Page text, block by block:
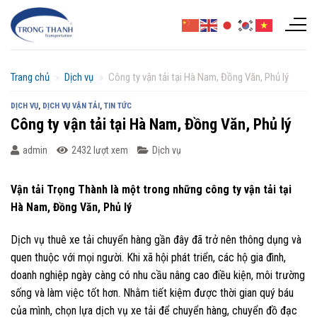
Chuyển
đến
Trang chủ » Dịch vụ » Công ty vận tải tại Hà Nam, Đồng Văn, Phủ lý
DỊCH VỤ, DỊCH VỤ VẬN TẢI, TIN TỨC
Công ty vận tải tại Hà Nam, Đồng Văn, Phủ lý
admin 2432 lượt xem Dịch vụ
Vận tải Trọng Thành là một trong những công ty vận tải tại
Hà Nam, Đồng Văn, Phủ lý
Dịch vụ thuê xe tải chuyển hàng gần đây đã trở nên thông dụng và
quen thuộc với mọi người. Khi xã hội phát triển, các hộ gia đình,
doanh nghiệp ngày càng có nhu cầu nâng cao điều kiện, môi trường
sống và làm việc tốt hơn. Nhằm tiết kiệm được thời gian quý báu
của mình, chọn lựa dịch vụ xe tải để chuyển hàng, chuyển đồ đạc